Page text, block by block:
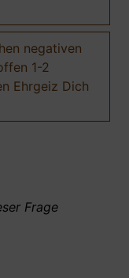
negativen
1-2
Ehrgeiz Dich
Frage